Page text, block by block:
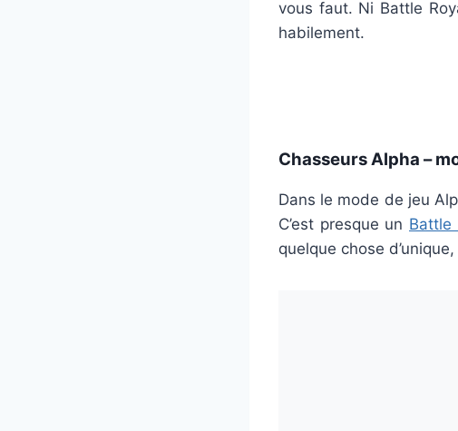
vous faut. Ni Battle
habilement.
Chasseurs Alpha –
Dans le mode de jeu
C’est presque un Battle
quelque chose